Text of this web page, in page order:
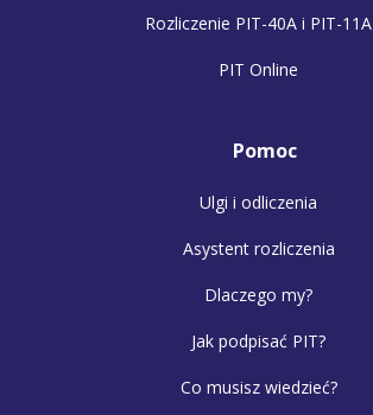
Rozliczenie PIT-40A i PIT-11A
PIT Online
Pomoc
Ulgi i odliczenia
Asystent rozliczenia
Dlaczego my?
Jak podpisać PIT?
Co musisz wiedzieć?